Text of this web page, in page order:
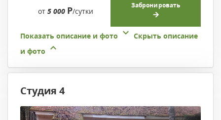
от 5 000 Р/сутки
Забронировать
Показать описание и фото
Скрыть описание
и фото
Студия 4